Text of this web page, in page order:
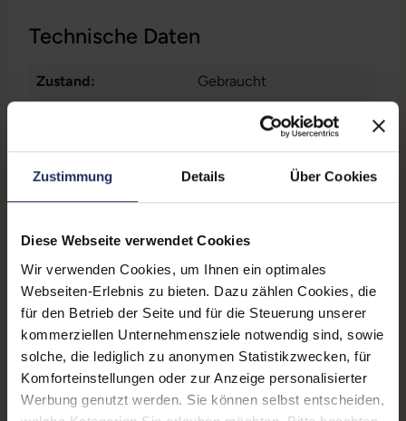
Zustimmung Details Über Cookies
Diese Webseite verwendet Cookies
Wir verwenden Cookies, um Ihnen ein optimales
Webseiten-Erlebnis zu bieten. Dazu zählen Cookies, die
für den Betrieb der Seite und für die Steuerung unserer
kommerziellen Unternehmensziele notwendig sind, sowie
solche, die lediglich zu anonymen Statistikzwecken, für
Komforteinstellungen oder zur Anzeige personalisierter
Werbung genutzt werden. Sie können selbst entscheiden,
Technische Daten
Zustand: Gebraucht
Displaygröße: 15,4 Zoll
Displayauflösung:
Prozessor:
Intel Core i7 9750H @ 2,6
GHz
CPU Generation: 9
Prozessorkerne: 6
Datenspeicher: 512 GB SSD